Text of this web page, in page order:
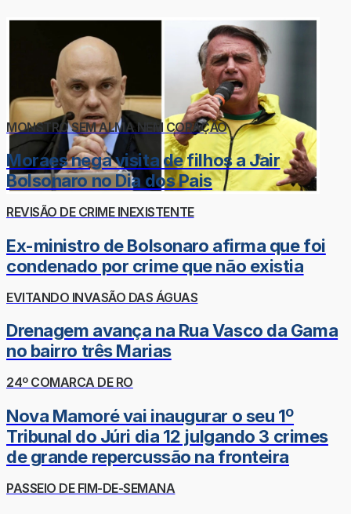
MONSTRO SEM ALMA NEM CORAÇÃO
Moraes nega visita de filhos a Jair
Bolsonaro no Dia dos Pais
REVISÃO DE CRIME INEXISTENTE
Ex-ministro de Bolsonaro afirma que foi
condenado por crime que não existia
EVITANDO INVASÃO DAS ÁGUAS
Drenagem avança na Rua Vasco da Gama
no bairro três Marias
24º COMARCA DE RO
Nova Mamoré vai inaugurar o seu 1º
Tribunal do Júri dia 12 julgando 3 crimes
de grande repercussão na fronteira
PASSEIO DE FIM-DE-SEMANA